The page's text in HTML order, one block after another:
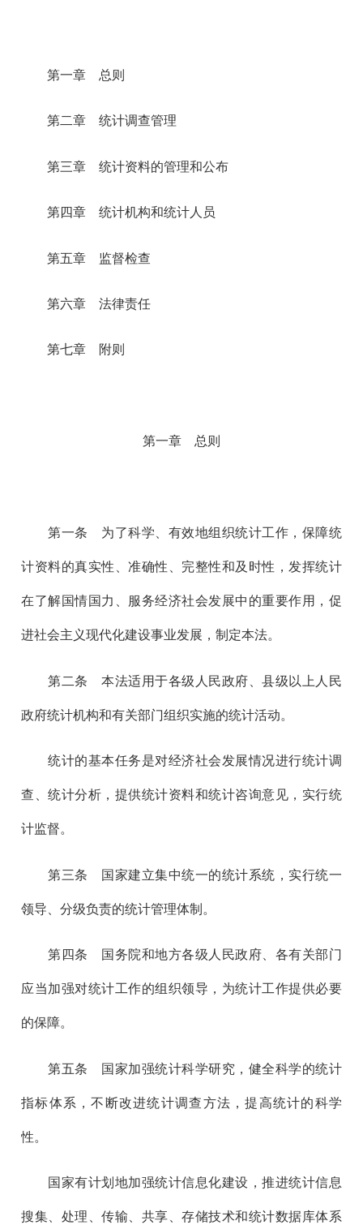
第一章 总则
第二章 统计调查管理
第三章 统计资料的管理和公布
第四章 统计机构和统计人员
第五章 监督检查
第六章 法律责任
第七章 附则
第一章 总则
第一条 为了科学、有效地组织统计工作，保障统
计资料的真实性、准确性、完整性和及时性，发挥统计
在了解国情国力、服务经济社会发展中的重要作用，促
进社会主义现代化建设事业发展，制定本法。
第二条 本法适用于各级人民政府、县级以上人民
政府统计机构和有关部门组织实施的统计活动。
统计的基本任务是对经济社会发展情况进行统计调
查、统计分析，提供统计资料和统计咨询意见，实行统
计监督。
第三条 国家建立集中统一的统计系统，实行统一
领导、分级负责的统计管理体制。
第四条 国务院和地方各级人民政府、各有关部门
应当加强对统计工作的组织领导，为统计工作提供必要
的保障。
第五条 国家加强统计科学研究，健全科学的统计
指标体系，不断改进统计调查方法，提高统计的科学
性。
国家有计划地加强统计信息化建设，推进统计信息
搜集、处理、传输、共享、存储技术和统计数据库体系